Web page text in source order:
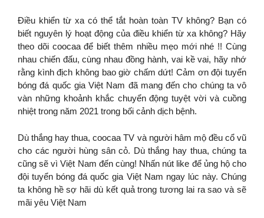
Điều khiển từ xa có thể tắt hoàn toàn TV không? Bạn có
biết nguyên lý hoạt động của điều khiển từ xa không? Hãy
theo dõi coocaa để biết thêm nhiều mẹo mới nhé !! Cùng
nhau chiến đấu, cùng nhau đồng hành, vai kề vai, hãy nhớ
rằng kình địch không bao giờ chấm dứt! Cảm ơn đội tuyển
bóng đá quốc gia Việt Nam đã mang đến cho chúng ta vô
vàn những khoảnh khắc chuyển động tuyệt vời và cuồng
nhiệt trong năm 2021 trong bối cảnh dịch bệnh.
Dù thắng hay thua, coocaa TV và người hâm mộ đều cổ vũ
cho các người hùng sân cỏ. Dù thắng hay thua, chúng ta
cũng sẽ vì Việt Nam đến cùng! Nhấn nút like để ủng hộ cho
đội tuyển bóng đá quốc gia Việt Nam ngay lúc này. Chúng
ta không hề sợ hãi dù kết quả trong tương lai ra sao và sẽ
mãi yêu Việt Nam